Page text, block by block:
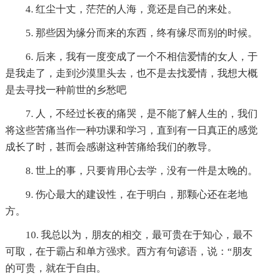
4. 红尘十丈，茫茫的人海，竟还是自己的来处。
5. 那些因为缘分而来的东西，终有缘尽而别的时候。
6. 后来，我有一度变成了一个不相信爱情的女人，于
是我走了，走到沙漠里头去，也不是去找爱情，我想大概
是去寻找一种前世的乡愁吧
7. 人，不经过长夜的痛哭，是不能了解人生的，我们
将这些苦痛当作一种功课和学习，直到有一日真正的感觉
成长了时，甚而会感谢这种苦痛给我们的教导。
8. 世上的事，只要肯用心去学，没有一件是太晚的。
9. 伤心最大的建设性，在于明白，那颗心还在老地
方。
10. 我总以为，朋友的相交，最可贵在于知心，最不
可取，在于霸占和单方强求。西方有句谚语，说：“朋友
的可贵，就在于自由。